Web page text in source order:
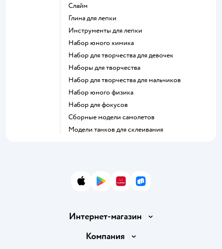
Слайм
Глина для лепки
Инструменты для лепки
Набор юного химика
Набор для творчества для девочек
Наборы для творчества
Набор для творчества для мальчиков
Набор юного физика
Набор для фокусов
Сборные модели самолетов
Модели танков для склеивания
App StoreGoogle Play
AppGallery
RuStore
Интернет-магазин
Доставка и оплата
Компания